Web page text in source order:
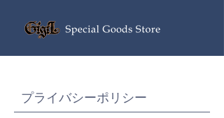
プライバシーポリシー